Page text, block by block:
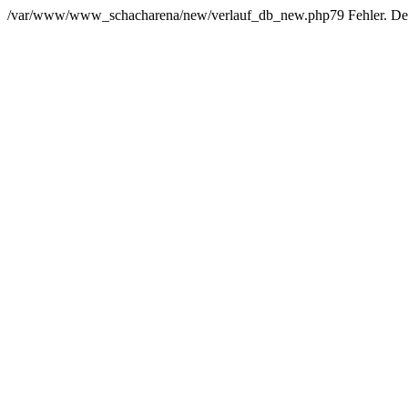
/var/www/www_schacharena/new/verlauf_db_new.php79 Fehler.